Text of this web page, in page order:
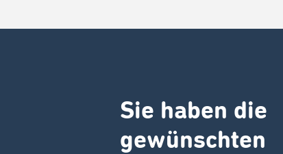
Sie haben die
gewünschten